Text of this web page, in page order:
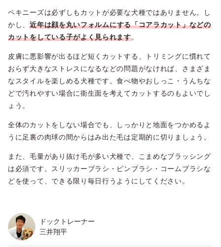
ペキニーズは必ずしもカットが必要な犬種ではありません。し
かし、近年は顔を丸いフォルムにする「コアラカット」などの
カットをしている子がよく見られます。
皮膚に悪影響が出るほど短くカットする、トリミングに慣れて
おらず大きなストレスになるなどの問題がなければ、さまざま
なスタイルを楽しめる犬種です。食べ物やおしっこ・うんちな
どで汚れやすい場合に衛生面を考えてカットするのもよいでし
ょう。
全体のカットをしない場合でも、しっかりと地面をつかめるよ
うに足裏の肉球の間からはみ出た毛は定期的に切りましょう。
また、毛量があり抜け毛が多い犬種で、こまめなブラッシング
は必須です。スリッカーブラシ・ピンブラシ・コームブラシな
どを使って、できる限り毎日行うようにしてください。
ドックトレーナー
三井翔平